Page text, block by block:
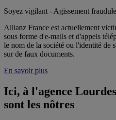
Soyez vigilant - Agissement
Allianz France est actuellement
sous forme d'e-mails et d'appels
le nom de la société ou l'identité de
sur de faux documents.
En savoir plus
Ici, à l'agence
sont les nôtres